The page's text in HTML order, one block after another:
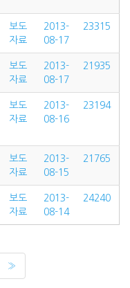
보도
자료
2013-
08-17
23315
보도
자료
2013-
08-17
21935
보도
자료
2013-
08-16
23194
보도
자료
2013-
08-15
21765
보도
자료
2013-
08-14
24240
»